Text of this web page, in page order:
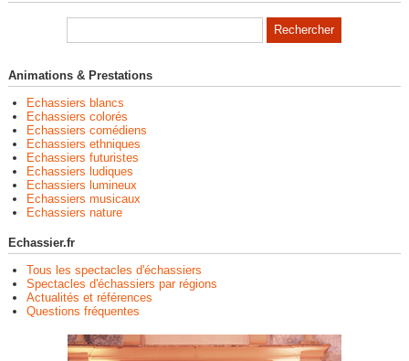
Animations & Prestations
Echassiers blancs
Echassiers colorés
Echassiers comédiens
Echassiers ethniques
Echassiers futuristes
Echassiers ludiques
Echassiers lumineux
Echassiers musicaux
Echassiers nature
Echassier.fr
Tous les spectacles d'échassiers
Spectacles d'échassiers par régions
Actualités et références
Questions fréquentes